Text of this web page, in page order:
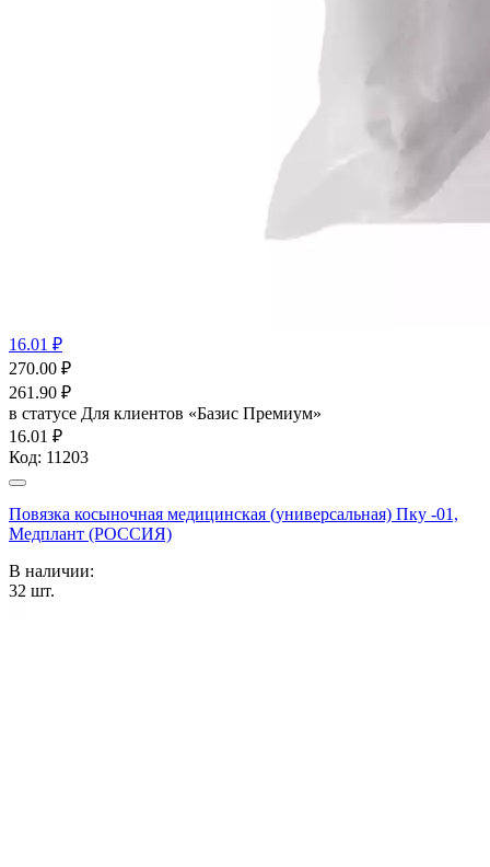
16.01 ₽
270.00 ₽
261.90 ₽
в статусе Для клиентов «Базис Премиум»
16.01 ₽
Код: 11203
Повязка косыночная медицинская (универсальная) Пку -01,
Медплант (РОССИЯ)
В наличии:
32 шт.